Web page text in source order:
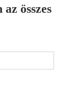
összes